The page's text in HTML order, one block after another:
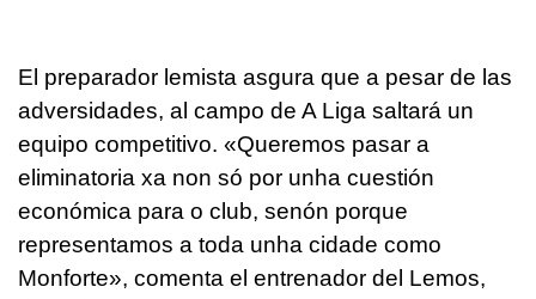
El preparador lemista asgura que a pesar de las
adversidades, al campo de A Liga saltará un
equipo competitivo. «Queremos pasar a
eliminatoria xa non só por unha cuestión
económica para o club, senón porque
representamos a toda unha cidade como
Monforte», comenta el entrenador del Lemos,